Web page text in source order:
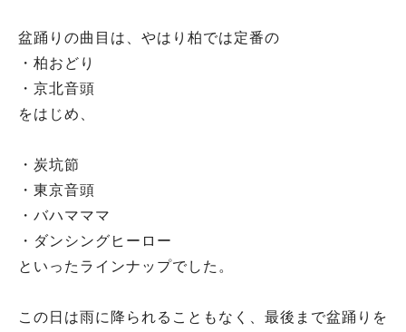
盆踊りの曲目は、やはり柏では定番の
・柏おどり
・京北音頭
をはじめ、
・炭坑節
・東京音頭
・バハマママ
・ダンシングヒーロー
といったラインナップでした。
この日は雨に降られることもなく、最後まで盆踊りを